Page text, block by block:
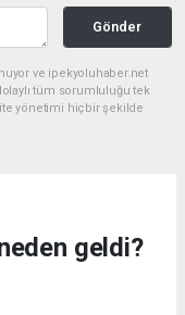
Gönder
ve ipekyoluhaber.net
tüm sorumluluğu tek
yönetimi hiçbir şekilde
geldi?